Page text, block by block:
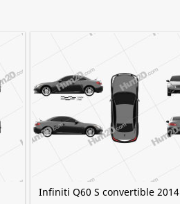
Infiniti Q60 S convertible 2014